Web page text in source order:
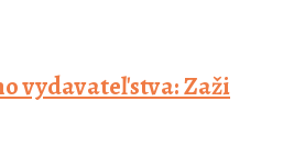
vydavateľstva: Zaži